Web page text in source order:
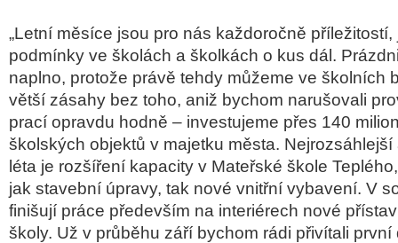
„Letní měsíce jsou pro nás každoročně
podmínky ve školách a školkách o kus dál.
naplno, protože právě tehdy můžeme ve školních
větší zásahy bez toho, aniž bychom narušovali
prací opravdu hodně – investujeme přes 140
školských objektů v majetku města.
léta je rozšíření kapacity v Mateřské škole
jak stavební úpravy, tak nové vnitřní vybavení. V
finišují práce především na interiérech nové
školy. Už v průběhu září bychom rádi přivítali první